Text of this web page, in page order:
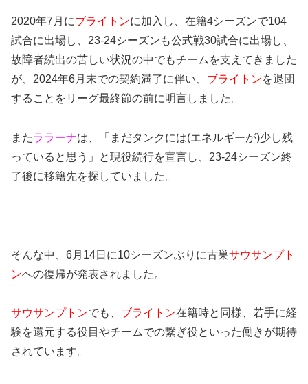
2020年7月にブライトンに加入し、在籍4シーズンで104
試合に出場し、23-24シーズンも公式戦30試合に出場し、
故障者続出の苦しい状況の中でもチームを支えてきました
が、2024年6月末での契約満了に伴い、 ブライトンを退団
することをリーグ最終節の前に明言しました。
またララーナは、「まだタンクには(エネルギーが)少し残
っていると思う」と現役続行を宣言し、23-24シーズン終
了後に移籍先を探していました。
そんな中、6月14日に10シーズンぶりに古巣サウサンプト
ンへの復帰が発表されました。
サウサンプトンでも、 ブライトン在籍時と同様、若手に経
験を還元する役目やチームでの繋ぎ役といった働きが期待
されています。